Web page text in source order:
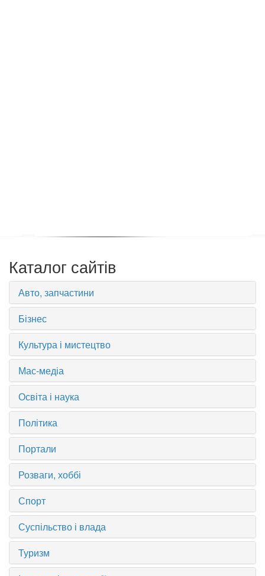
Каталог сайтів
Авто, запчастини
Бізнес
Культура і мистецтво
Мас-медіа
Освіта і наука
Політика
Портали
Розваги, хоббі
Спорт
Суспільство і влада
Туризм